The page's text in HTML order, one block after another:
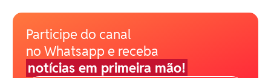
Participe do canal
no Whatsapp e receba
notícias em primeira mão!